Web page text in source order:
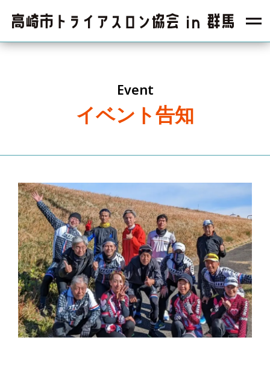
Event
イベント告知